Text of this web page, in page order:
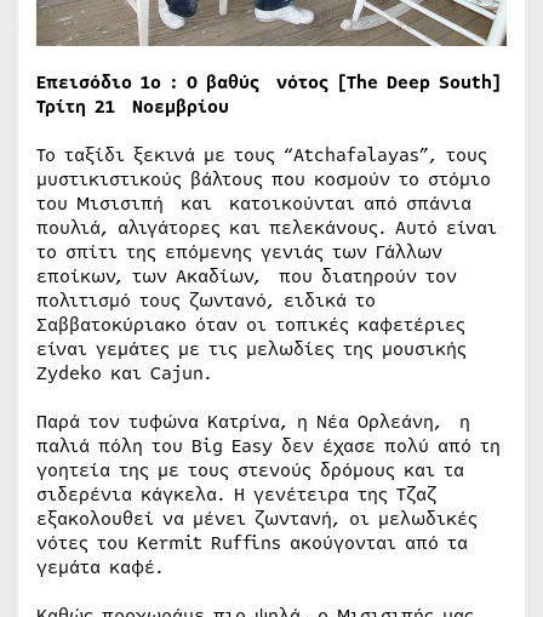
Επεισόδιο 1ο : Ο βαθύς νότος [The Deep South]
Τρίτη 21 Νοεμβρίου
Το ταξίδι ξεκινά με τους “Atchafalayas”, τους
μυστικιστικούς βάλτους που κοσμούν το στόμιο
του Μισισιπή και κατοικούνται από σπάνια
πουλιά, αλιγάτορες και πελεκάνους. Αυτό είναι
το σπίτι της επόμενης γενιάς των Γάλλων
εποίκων, των Ακαδίων, που διατηρούν τον
πολιτισμό τους ζωντανό, ειδικά το
Σαββατοκύριακο όταν οι τοπικές καφετέριες
είναι γεμάτες με τις μελωδίες της μουσικής
Zydeko και Cajun.
Παρά τον τυφώνα Κατρίνα, η Νέα Ορλεάνη, η
παλιά πόλη του Big Easy δεν έχασε πολύ από τη
γοητεία της με τους στενούς δρόμους και τα
σιδερένια κάγκελα. Η γενέτειρα της Τζαζ
εξακολουθεί να μένει ζωντανή, οι μελωδικές
νότες του Kermit Ruffins ακούγονται από τα
γεμάτα καφέ.